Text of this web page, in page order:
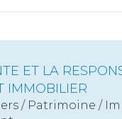
ET LA
IMMOBILIER
/ Patrimoine /